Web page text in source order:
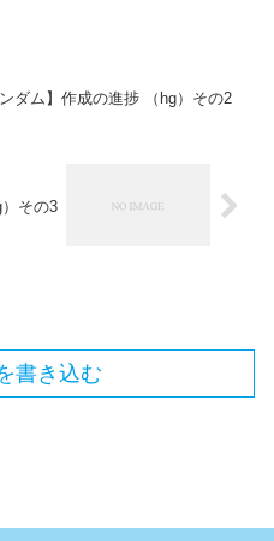
ンダム】作成の進捗 （hg）その2
）その3
書き込む